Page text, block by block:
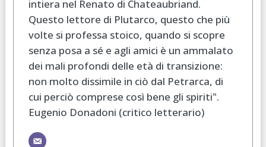
intiera nel Renato di Chateaubriand.
Questo lettore di Plutarco, questo che più
volte si professa stoico, quando si scopre
senza posa a sé e agli amici è un ammalato
dei mali profondi delle età di transizione:
non molto dissimile in ciò dal Petrarca, di
cui perciò comprese così bene gli spiriti".
Eugenio Donadoni (critico letterario)